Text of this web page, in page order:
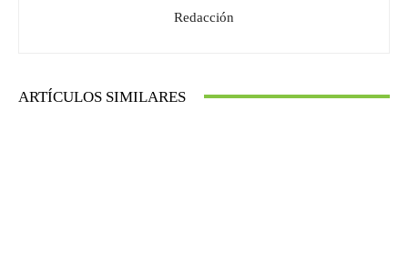
Redacción
ARTÍCULOS SIMILARES